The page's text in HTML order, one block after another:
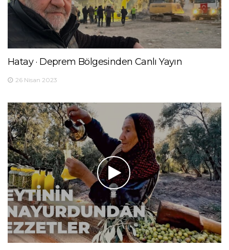
Hatay · Deprem Bölgesinden Canlı Yayın
26 Nisan 2023